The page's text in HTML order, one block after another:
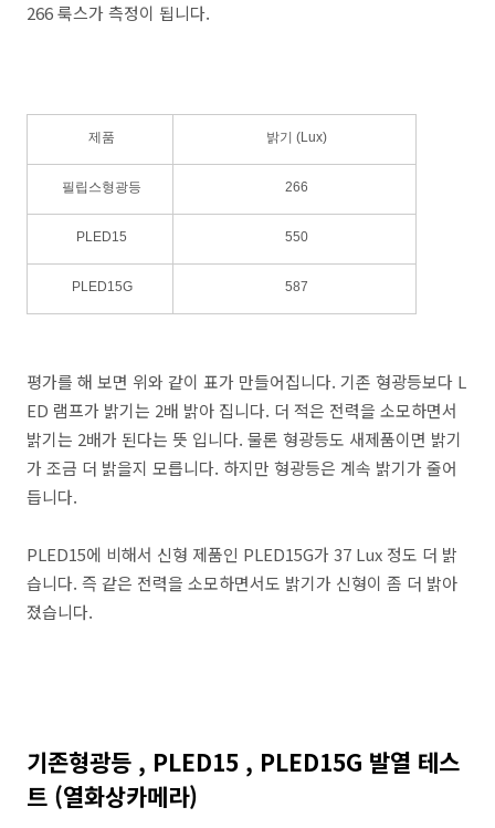
266 룩스가 측정이 됩니다.
제품 밝기 (Lux)
필립스형광등 266
PLED15 550
PLED15G 587
평가를 해 보면 위와 같이 표가 만들어집니다. 기존 형광등보다 L
ED 램프가 밝기는 2배 밝아 집니다. 더 적은 전력을 소모하면서
밝기는 2배가 된다는 뜻 입니다. 물론 형광등도 새제품이면 밝기
가 조금 더 밝을지 모릅니다. 하지만 형광등은 계속 밝기가 줄어
듭니다.
PLED15에 비해서 신형 제품인 PLED15G가 37 Lux 정도 더 밝
습니다. 즉 같은 전력을 소모하면서도 밝기가 신형이 좀 더 밝아
졌습니다.
기존형광등 , PLED15 , PLED15G 발열 테스
트 (열화상카메라)